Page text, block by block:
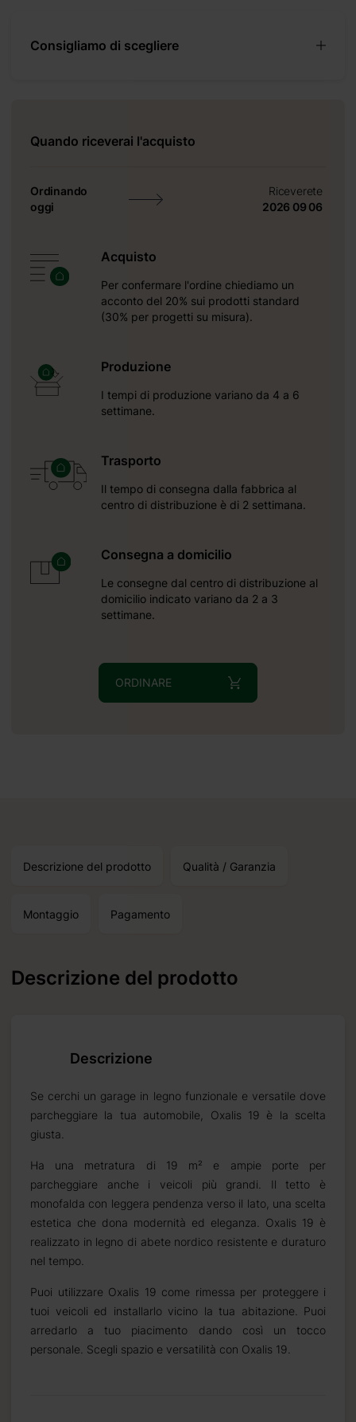
Consigliamo di scegliere
Quando riceverai l'acquisto
Ordinando
oggi
Riceverete
2026 09 06
Acquisto
Per confermare l'ordine chiediamo un
acconto del 20% sui prodotti standard
(30% per progetti su misura).
Produzione
I tempi di produzione variano da 4 a 6
settimane.
Trasporto
Il tempo di consegna dalla fabbrica al
centro di distribuzione è di 2 settimana.
Consegna a domicilio
Le consegne dal centro di distribuzione al
domicilio indicato variano da 2 a 3
settimane.
ORDINARE
Descrizione del prodotto Qualità / Garanzia
Montaggio Pagamento
Descrizione del prodotto
Descrizione
Se cerchi un garage in legno funzionale e versatile dove
parcheggiare la tua automobile, Oxalis 19 è la scelta
giusta.
Ha una metratura di 19 m² e ampie porte per
parcheggiare anche i veicoli più grandi. Il tetto è
monofalda con leggera pendenza verso il lato, una scelta
estetica che dona modernità ed eleganza. Oxalis 19 è
realizzato in legno di abete nordico resistente e duraturo
nel tempo.
Puoi utilizzare Oxalis 19 come rimessa per proteggere i
tuoi veicoli ed installarlo vicino la tua abitazione. Puoi
arredarlo a tuo piacimento dando così un tocco
personale. Scegli spazio e versatilità con Oxalis 19
ed
09 06